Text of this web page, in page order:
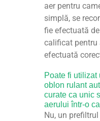
aer pentru
simplă, se
fie efectuată
calificat pentru
efectuată
Poate fi utilizat
oblon rulant
curate ca unic
aerului într-o
Nu, un